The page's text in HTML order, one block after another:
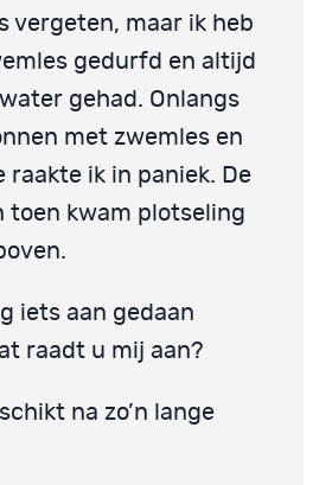
vergeten, maar ik heb
gedurfd en altijd
gehad. Onlangs
met zwemles en
raakte ik in paniek. De
toen kwam plotseling
iets aan gedaan
raadt u mij aan?
na zo’n lange